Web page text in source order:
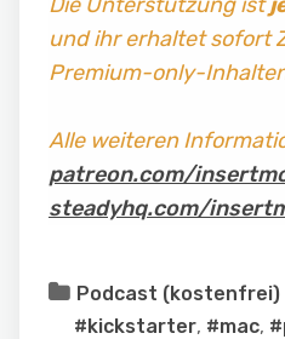
und ihr erhaltet sofort
Premium-only-
Alle weiteren
patreon.com/
steadyhq.com/
Podcast (kostenfrei)
#kickstarter, #mac,